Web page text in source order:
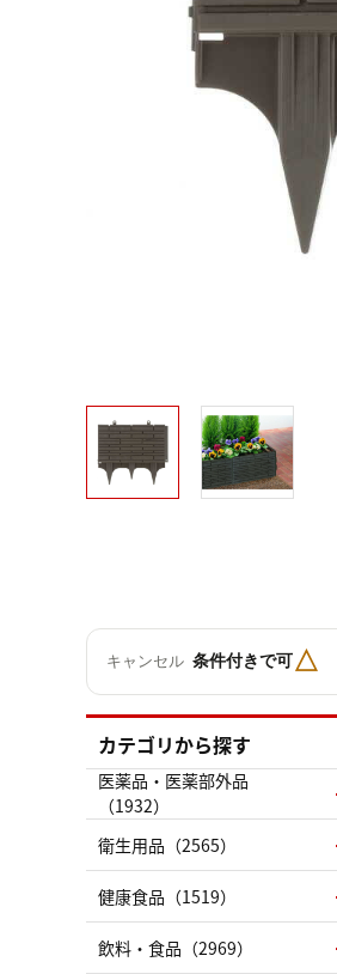
キャンセル 条件付きで可△
カテゴリから探す
医薬品・医薬部外品
（1932）
衛生用品（2565）
健康食品（1519）
飲料・食品（2969）